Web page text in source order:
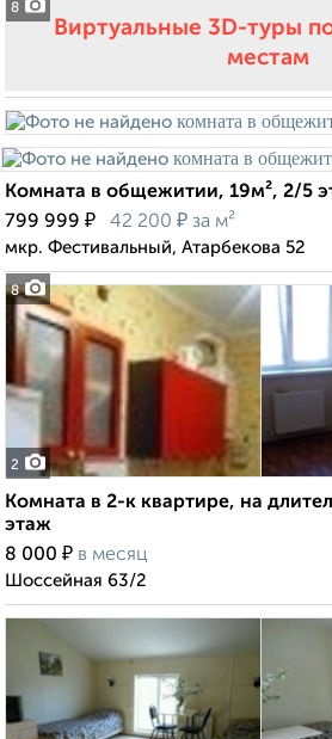
8
Виртуальные 3D-туры
местам
8
Комната в общежитии, 19м², 2/5
799 999 ₽ 42 200 ₽ за м²
мкр. Фестивальный, Атарбекова 52
2
Комната в 2-к квартире, на
этаж
8 000 ₽ в месяц
Шоссейная 63/2